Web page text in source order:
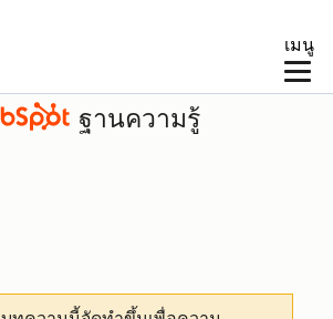
เมนู
ฐานความรู้